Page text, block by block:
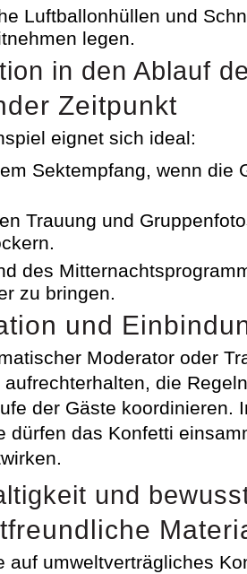
Luftballonhüllen und
legen.
in den Ablauf
Zeitpunkt
eignet sich ideal:
Sektempfang, wenn die
Trauung und
des
zu bringen.
und
Moderator oder
aufrechterhalten, die
der Gäste koordinieren.
dürfen das Konfetti
und
auf umweltverträgliches